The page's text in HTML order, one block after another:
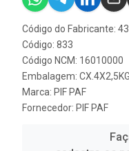
Código do Fabricante:
Código: 833
Código NCM: 16010000
Embalagem: CX.4X2,5KG
Marca: PIF PAF
Fornecedor: PIF PAF